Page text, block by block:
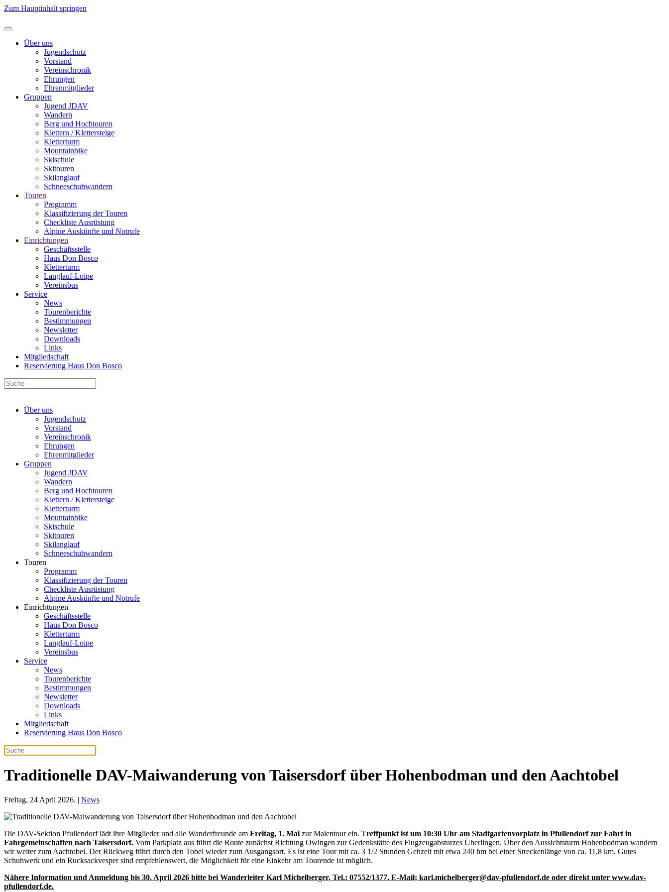
Zum Hauptinhalt springen
Über uns
Jugendschutz
Vorstand
Vereinschronik
Ehrungen
Ehrenmitglieder
Gruppen
Jugend JDAV
Wandern
Berg und Hochtouren
Klettern / Klettersteige
Kletterturm
Mountainbike
Skischule
Skitouren
Skilanglauf
Schneeschuhwandern
Touren
Programm
Klassifizierung der Touren
Checkliste Ausrüstung
Alpine Auskünfte und Notrufe
Einrichtungen
Geschäftsstelle
Haus Don Bosco
Kletterturm
Langlauf-Loipe
Vereinsbus
Service
News
Tourenberichte
Bestimmungen
Newsletter
Downloads
Links
Mitgliedschaft
Reservierung Haus Don Bosco
Über uns
Jugendschutz
Vorstand
Vereinschronik
Ehrungen
Ehrenmitglieder
Gruppen
Jugend JDAV
Wandern
Berg und Hochtouren
Klettern / Klettersteige
Kletterturm
Mountainbike
Skischule
Skitouren
Skilanglauf
Schneeschuhwandern
Touren
Programm
Klassifizierung der Touren
Checkliste Ausrüstung
Alpine Auskünfte und Notrufe
Einrichtungen
Geschäftsstelle
Haus Don Bosco
Kletterturm
Langlauf-Loipe
Vereinsbus
Service
News
Tourenberichte
Bestimmungen
Newsletter
Downloads
Links
Mitgliedschaft
Reservierung Haus Don Bosco
Traditionelle DAV-Maiwanderung von Taisersdorf über Hohenbodman und den Aachtobel
Freitag, 24 April 2026. | News
Die DAV-Sektion Pfullendorf lädt ihre Mitglieder und alle Wanderfreunde am Freitag, 1. Mai zur Maientour ein. Treffpunkt ist um 10:30 Uhr am Stadtgartenvorplatz in Pfullendorf zur Fahrt in
Fahrgemeinschaften nach Taisersdorf. Vom Parkplatz aus führt die Route zunächst Richtung Owingen zur Gedenkstätte des Flugzeugabsturzes Überlingen. Über den Aussichtsturm Hohenbodman wandern
wir weiter zum Aachtobel. Der Rückweg führt durch den Tobel wieder zum Ausgangsort. Es ist eine Tour mit ca. 3 1/2 Stunden Gehzeit mit etwa 240 hm bei einer Streckenlänge von ca. 11,8 km. Gutes
Schuhwerk und ein Rucksackvesper sind empfehlenswert, die Möglichkeit für eine Einkehr am Tourende ist möglich.
Nähere Information und Anmeldung bis 30. April 2026 bitte bei Wanderleiter Karl Michelberger, Tel.: 07552/1377, E-Mail; karl.michelberger@dav-pfullendorf.de oder direkt unter www.dav-
pfullendorf.de.